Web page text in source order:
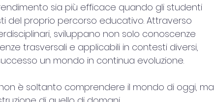
sia più efficace quando gli studenti
del proprio percorso educativo. Attraverso
sviluppano non solo conoscenze
trasversali e applicabili in contesti diversi,
un mondo in continua evoluzione.
è soltanto comprendere il mondo di oggi, ma